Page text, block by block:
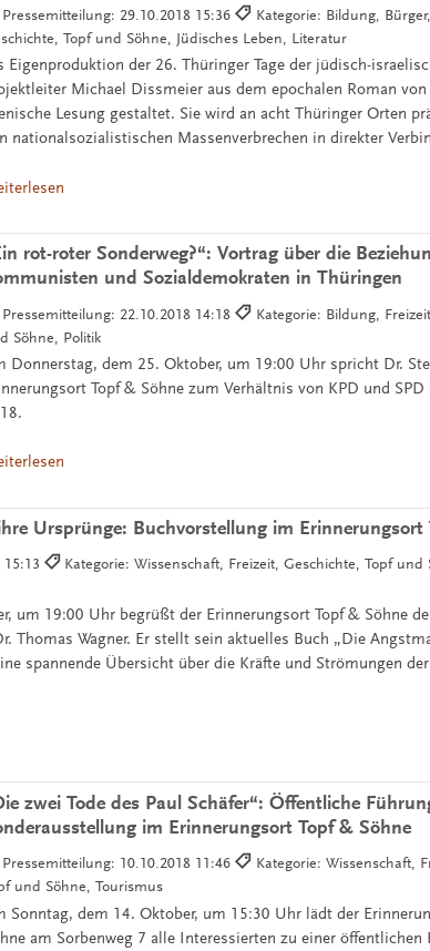
Pressemitteilung: 29.10.2018 15:36
Kategorie: Bildung,
Topf und Söhne, Jüdisches Leben, Literatur
Eigenproduktion der 26. Thüringer Tage der jüdisch-
Michael Dissmeier aus dem epochalen Roman
Lesung gestaltet. Sie wird an acht Thüringer Orten
nationalsozialistischen Massenverbrechen in direkter
rot-roter Sonderweg?“: Vortrag über die
und Sozialdemokraten in Thüringen
Pressemitteilung: 22.10.2018 14:18
Kategorie: Bildung,
Söhne, Politik
Donnerstag, dem 25. Oktober, um 19:00 Uhr spricht Dr.
Topf & Söhne zum Verhältnis von KPD und
Ursprünge: Buchvorstellung im Erinnerungsort
15:13
Kategorie: Wissenschaft, Freizeit, Geschichte, Topf und
um 19:00 Uhr begrüßt der Erinnerungsort Topf & Söhne
Thomas Wagner. Er stellt sein aktuelles Buch „Die
spannende Übersicht über die Kräfte und Strömungen
zwei Tode des Paul Schäfer“: Öffentliche
im Erinnerungsort Topf & Söhne
Pressemitteilung: 10.10.2018 11:46
Kategorie: Wissenschaft,
und Söhne, Tourismus
Sonntag, dem 14. Oktober, um 15:30 Uhr lädt der
am Sorbenweg 7 alle Interessierten zu einer öffentlichen